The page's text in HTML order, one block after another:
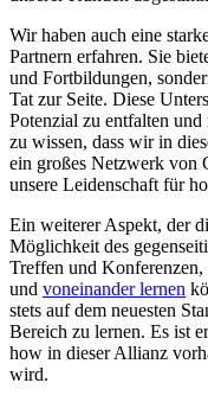
Wir haben auch eine
Partnern erfahren. Sie
und Fortbildungen,
Tat zur Seite.‍ Diese
Potenzial zu entfalten
zu ⁣wissen,​ dass wir in
ein großes Netzwerk von
unsere Leidenschaft⁣ für
Ein weiterer Aspekt, der
Möglichkeit des
Treffen und
und voneinander ​lernen
stets auf dem neuesten
Bereich zu ​lernen. Es ist
how in dieser Allianz
wird.